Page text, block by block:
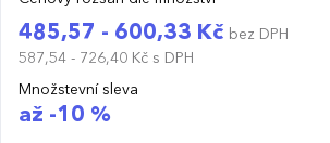
485,57 - 600,33 Kč bez DPH
587,54 - 726,40 Kč s DPH
Množstevní sleva
až -10 %